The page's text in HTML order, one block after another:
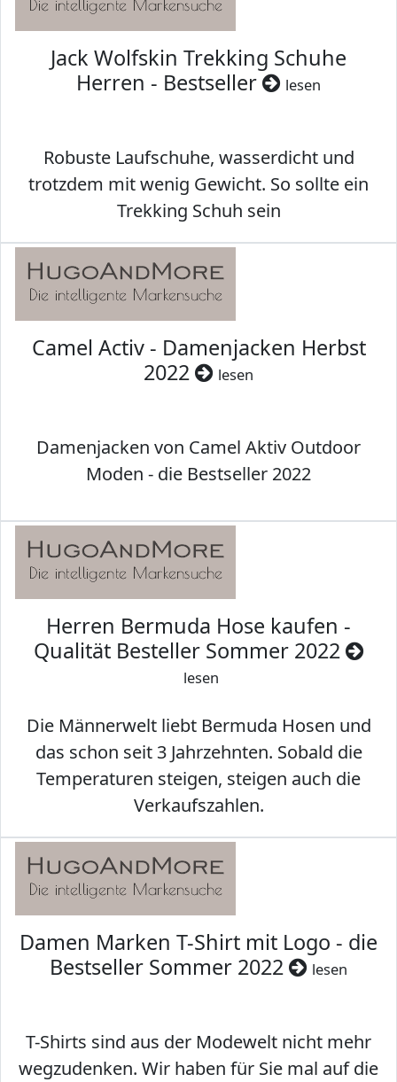
Jack Wolfskin Trekking Schuhe
Herren - Bestseller
lesen
Robuste Laufschuhe, wasserdicht und
trotzdem mit wenig Gewicht. So sollte ein
Trekking Schuh sein
Camel Activ - Damenjacken Herbst
2022
lesen
Damenjacken von Camel Aktiv Outdoor
Moden - die Bestseller 2022
Herren Bermuda Hose kaufen -
Qualität Besteller Sommer 2022
lesen
Die Männerwelt liebt Bermuda Hosen und
das schon seit 3 Jahrzehnten. Sobald die
Temperaturen steigen, steigen auch die
Verkaufszahlen.
Damen Marken T-Shirt mit Logo - die
Bestseller Sommer 2022
lesen
T-Shirts sind aus der Modewelt nicht mehr
wegzudenken. Wir haben für Sie mal auf die